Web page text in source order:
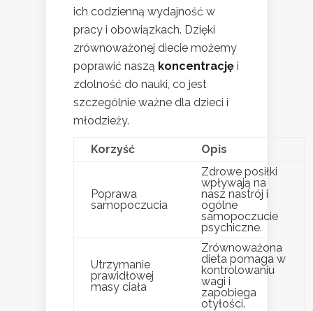
ich codzienną wydajność w
pracy i obowiązkach. Dzięki
zrównoważonej diecie możemy
poprawić naszą koncentrację i
zdolność do nauki, co jest
szczególnie ważne dla dzieci i
młodzieży.
Korzyść Opis
Poprawa
samopoczucia
Zdrowe posiłki
wpływają na
nasz nastrój i
ogólne
samopoczucie
psychiczne.
Utrzymanie
prawidłowej
masy ciała
Zrównoważona
dieta pomaga w
kontrolowaniu
wagi i
zapobiega
otyłości.